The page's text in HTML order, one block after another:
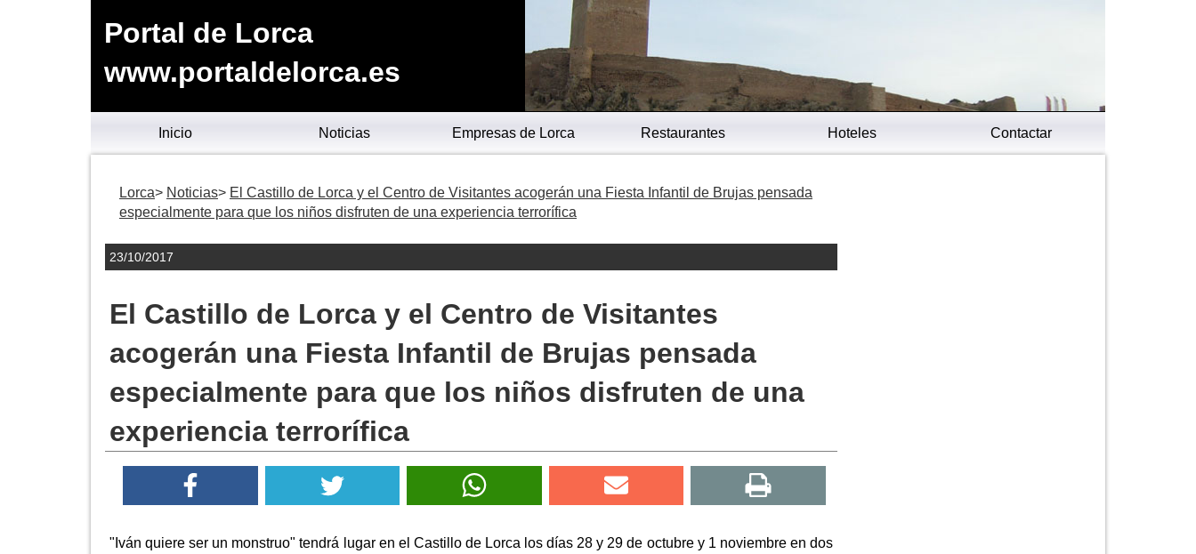
Portal de Lorca
www.portaldelorca.es
Inicio Noticias Empresas de Lorca Restaurantes Hoteles Contactar
Lorca Noticias
El Castillo de Lorca y el Centro de Visitantes acogerán una Fiesta Infantil de Brujas pensada
especialmente para que los niños disfruten de una experiencia terrorífica
23/10/2017
El Castillo de Lorca y el Centro de Visitantes
acogerán una Fiesta Infantil de Brujas pensada
especialmente para que los niños disfruten de una
experiencia terrorífica
"Iván quiere ser un monstruo" tendrá lugar en el Castillo de Lorca los días 28 y 29 de octubre y 1 noviembre en dos